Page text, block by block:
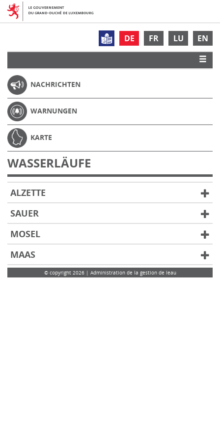
DE FR LU EN
NACHRICHTEN
WARNUNGEN
KARTE
WASSERLÄUFE
ALZETTE
SAUER
MOSEL
MAAS
© copyright 2026 | Administration de la gestion de leau